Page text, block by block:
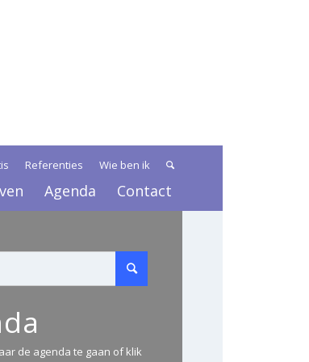
Referenties Wie ben ik
Agenda Contact
de agenda te gaan of klik